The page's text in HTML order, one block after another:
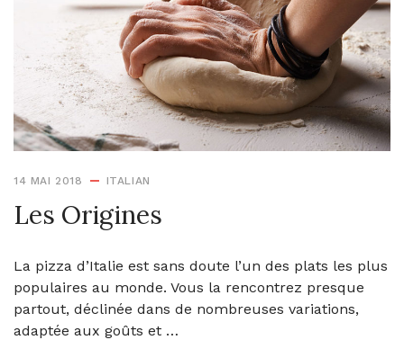
14 MAI 2018 ITALIAN
Les Origines
La pizza d’Italie est sans doute l’un des plats les plus
populaires au monde. Vous la rencontrez presque
partout, déclinée dans de nombreuses variations,
adaptée aux goûts et …